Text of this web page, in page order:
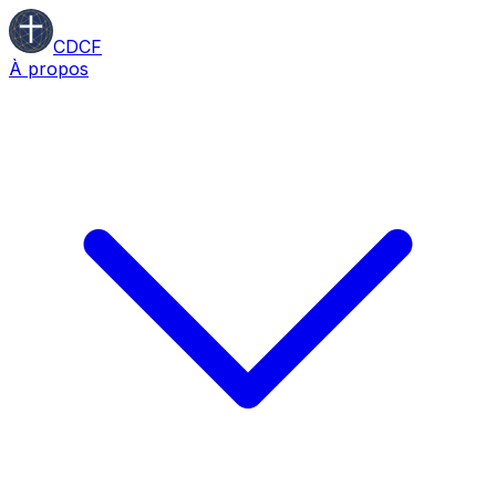
CDCF
À propos